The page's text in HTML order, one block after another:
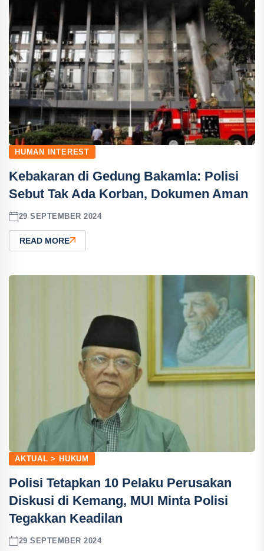
HUMAN INTEREST
Kebakaran di Gedung Bakamla: Polisi
Sebut Tak Ada Korban, Dokumen Aman
29 SEPTEMBER 2024
READ MORE
AKTUAL > HUKUM
Polisi Tetapkan 10 Pelaku Perusakan
Diskusi di Kemang, MUI Minta Polisi
Tegakkan Keadilan
29 SEPTEMBER 2024